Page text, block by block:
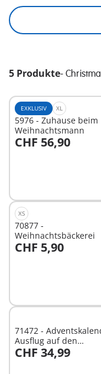
5 Produkte-
EXKLUSIV XL
5976 - Zuhause beim
Weihnachtsmann
CHF 56,90
XS
70877 -
Weihnachtsbäckerei
CHF 5,90
In den Warenkorb
71472 -
Ausflug auf den
Weihnachtsmarkt
CHF 34,99
In den Warenkorb